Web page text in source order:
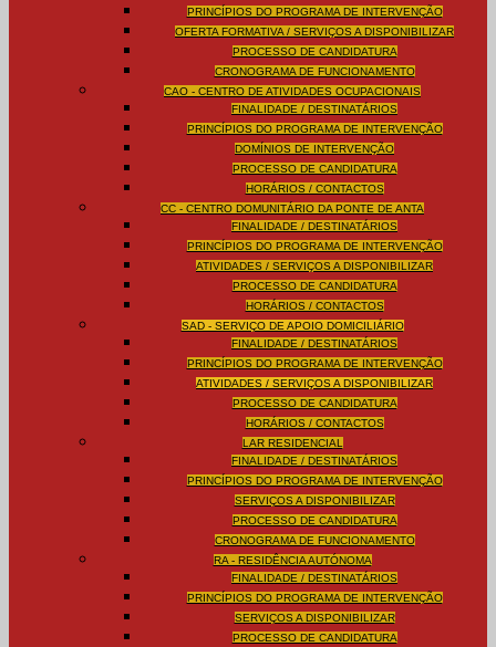
PRINCÍPIOS DO PROGRAMA DE INTERVENÇÃO
OFERTA FORMATIVA / SERVIÇOS A DISPONIBILIZAR
PROCESSO DE CANDIDATURA
CRONOGRAMA DE FUNCIONAMENTO
CAO - CENTRO DE ATIVIDADES OCUPACIONAIS
FINALIDADE / DESTINATÁRIOS
PRINCÍPIOS DO PROGRAMA DE INTERVENÇÃO
DOMÍNIOS DE INTERVENÇÃO
PROCESSO DE CANDIDATURA
HORÁRIOS / CONTACTOS
CC - CENTRO DOMUNITÁRIO DA PONTE DE ANTA
FINALIDADE / DESTINATÁRIOS
PRINCÍPIOS DO PROGRAMA DE INTERVENÇÃO
ATIVIDADES / SERVIÇOS A DISPONIBILIZAR
PROCESSO DE CANDIDATURA
HORÁRIOS / CONTACTOS
SAD - SERVIÇO DE APOIO DOMICILIÁRIO
FINALIDADE / DESTINATÁRIOS
PRINCÍPIOS DO PROGRAMA DE INTERVENÇÃO
ATIVIDADES / SERVIÇOS A DISPONIBILIZAR
PROCESSO DE CANDIDATURA
HORÁRIOS / CONTACTOS
LAR RESIDENCIAL
FINALIDADE / DESTINATÁRIOS
PRINCÍPIOS DO PROGRAMA DE INTERVENÇÃO
SERVIÇOS A DISPONIBILIZAR
PROCESSO DE CANDIDATURA
CRONOGRAMA DE FUNCIONAMENTO
RA - RESIDÊNCIA AUTÓNOMA
FINALIDADE / DESTINATÁRIOS
PRINCÍPIOS DO PROGRAMA DE INTERVENÇÃO
SERVIÇOS A DISPONIBILIZAR
PROCESSO DE CANDIDATURA